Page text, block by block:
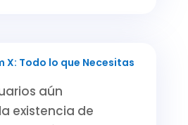
X: Todo lo que Necesitas
aún
existencia de